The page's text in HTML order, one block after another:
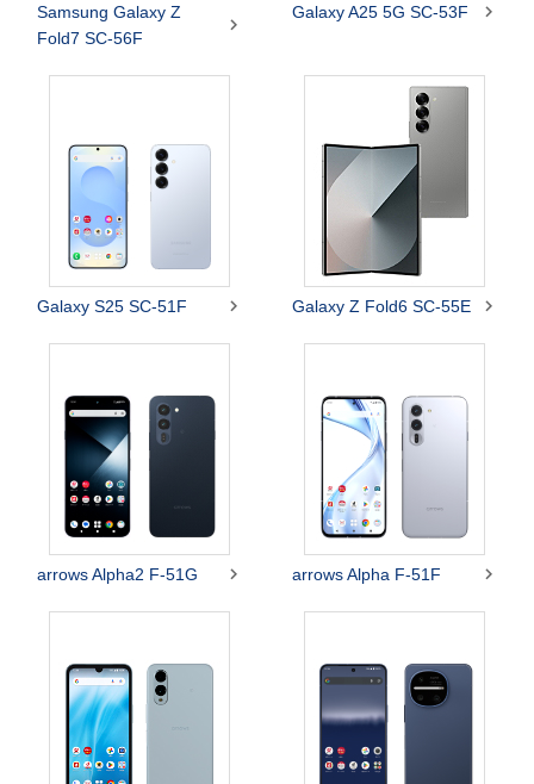
Samsung Galaxy Z
Fold7 SC-56F

Galaxy A25 5G SC-53F 
Galaxy S25 SC-51F  Galaxy Z Fold6 SC-55E 
arrows Alpha2 F-51G  arrows Alpha F-51F 